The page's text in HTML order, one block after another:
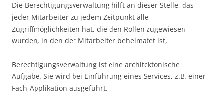
Die Berechtigungsverwaltung hilft an dieser Stelle, das
jeder Mitarbeiter zu jedem Zeitpunkt alle
Zugriffmöglichkeiten hat, die den Rollen zugewiesen
wurden, in den der Mitarbeiter beheimatet ist,
Berechtigungsverwaltung ist eine architektonische
Aufgabe. Sie wird bei Einführung eines Services, z.B. einer
Fach-Applikation ausgeführt.